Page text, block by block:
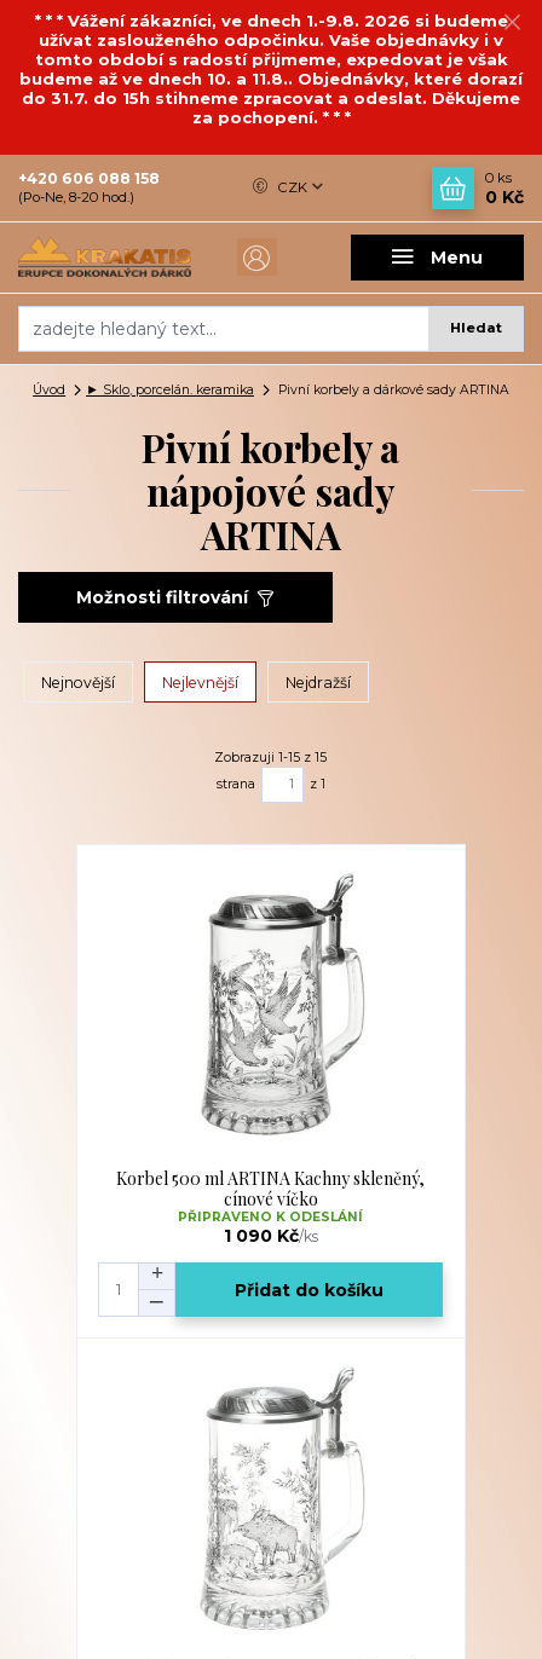
* * * Vážení zákazníci, ve dnech 1.-9.8. 2026 si budeme
užívat zaslouženého odpočinku. Vaše objednávky i v
tomto období s radostí přijmeme, expedovat je však
budeme až ve dnech 10. a 11.8.. Objednávky, které dorazí
do 31.7. do 15h stihneme zpracovat a odeslat. Děkujeme
za pochopení. * * *
Menu
CZK
Hledat
+420 606 088 158
(Po-Ne, 8-20 hod.)
0 ks
0 Kč
Úvod ► Sklo, porcelán. keramika Pivní korbely a dárkové sady ARTINA
Pivní korbely a
nápojové sady
ARTINA
Možnosti filtrování
Nejnovější Nejlevnější Nejdražší
Zobrazuji 1-15 z 15
strana
z 1
Korbel 500 ml ARTINA Kachny skleněný,
cínové víčko
1 090 Kč/ks
PŘIPRAVENO K ODESLÁNÍ
Přidat do košíku